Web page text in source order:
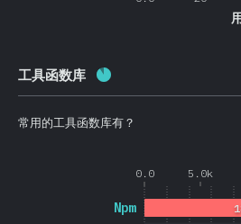
工具函数库 完成率:
常用的工具函数库有？
0.0 5.0k
Npm